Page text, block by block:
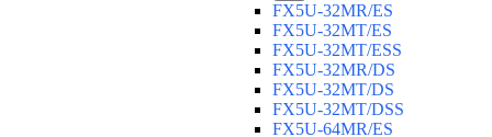
FX5U-32MR/ES
FX5U-32MT/ES
FX5U-32MT/ESS
FX5U-32MR/DS
FX5U-32MT/DS
FX5U-32MT/DSS
FX5U-64MR/ES